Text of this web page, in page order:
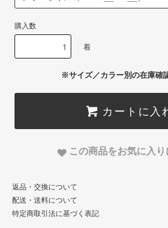
購入数
着
※サイズ／カラー別の在庫確
カートに入
この商品をお気に入
返品・交換について
配送・送料について
特定商取引法に基づく表記